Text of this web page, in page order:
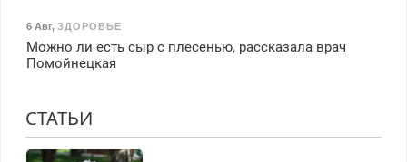
6 Авг, ЗДОРОВЬЕ
Можно ли есть сыр с плесенью, рассказала врач
Помойнецкая
СТАТЬИ